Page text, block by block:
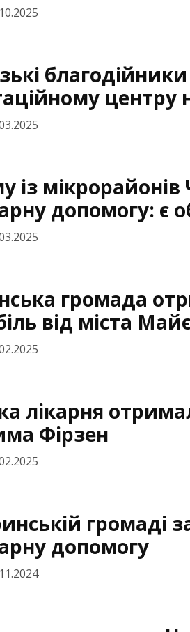
із
допомогу: є
громада
від міста
лікарня
Фірзен
громаді
допомогу